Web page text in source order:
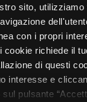
sito,
con i propri
cookie richiede il
di questi
interesse e
pulsante